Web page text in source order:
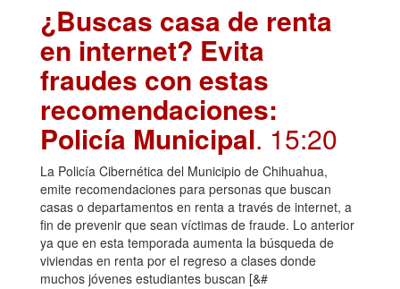
¿Buscas casa de renta
en internet? Evita
fraudes con estas
recomendaciones:
Policía Municipal. 15:20
La Policía Cibernética del Municipio de Chihuahua,
emite recomendaciones para personas que buscan
casas o departamentos en renta a través de internet, a
fin de prevenir que sean víctimas de fraude. Lo anterior
ya que en esta temporada aumenta la búsqueda de
viviendas en renta por el regreso a clases donde
muchos jóvenes estudiantes buscan [&#